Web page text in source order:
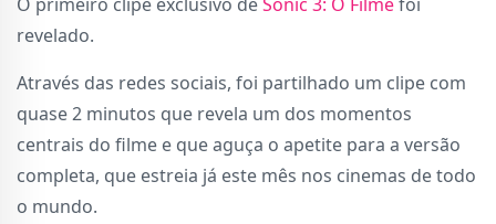
O primeiro clipe exclusivo deSonic 3: O Filmefoi
revelado.
Através das redes sociais, foi partilhado um clipe com
quase 2 minutos que revela um dos momentos
centrais do filme e que aguça o apetite para a versão
completa, que estreia já este mês nos cinemas de todo
o mundo.